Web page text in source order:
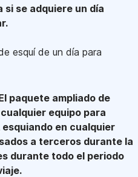
si se adquiere un día
esquí de un día para
paquete ampliado de
equipo para
en cualquier
a terceros durante la
durante todo el periodo